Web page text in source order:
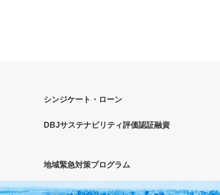
シンジケート・ローン
DBJサステナビリティ評価認証融資
地域緊急対策プログラム